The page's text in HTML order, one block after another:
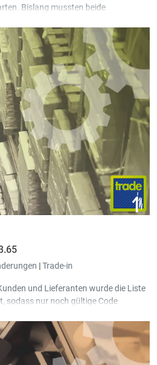
Bislang mussten beide
Kundenauftrag die Zahlung in Pos-
auch in dem Fall, wo Pos-in nicht auf
Trade-in. Z. B. in dem Fall, wo Pos-in
und Trade-in in einer RDP-Sitzung
Typ GLORY CI-10X unterstützt.
einen Maximalbetrag hinterlegen.
an den Kunden verweigert wird,
ist. Es besteht zudem die Möglichkeit,
der Kundenkarte zu
|Trade-in
und Lieferanten wurde die Liste
sodass nur noch gültige Code
jetzt auch Rechnungen mit
System.
der Kunden- und